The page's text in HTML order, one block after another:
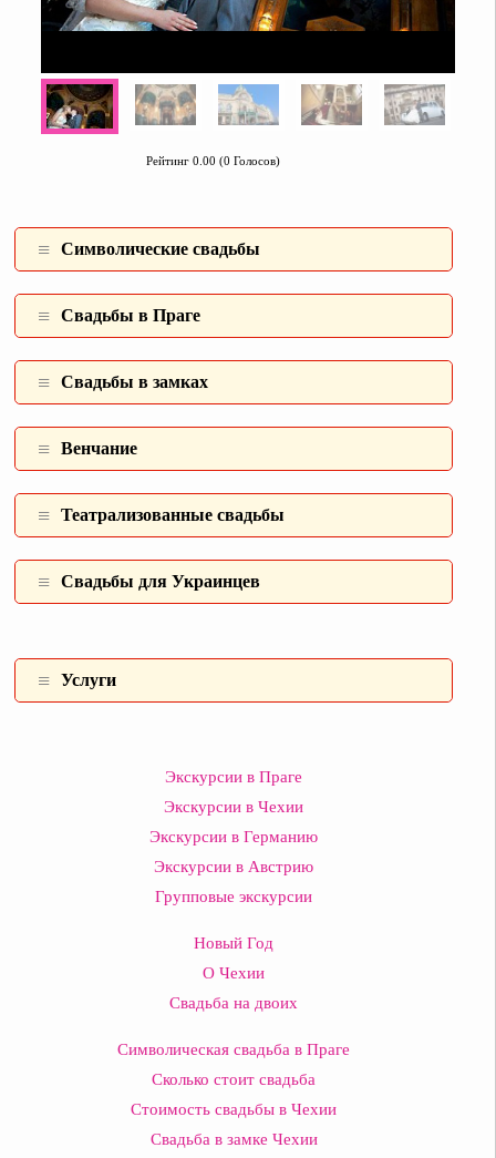
Рейтинг 0.00 (0 Голосов)
Символические свадьбы
Свадьбы в Праге
Свадьбы в замках
Венчание
Театрализованные свадьбы
Свадьбы для Украинцев
Услуги
Экскурсии в Праге
Экскурсии в Чехии
Экскурсии в Германию
Экскурсии в Австрию
Групповые экскурсии
Новый Год
О Чехии
Свадьба на двоих
Символическая свадьба в Праге
Сколько стоит свадьба
Стоимость свадьбы в Чехии
Свадьба в замке Чехии